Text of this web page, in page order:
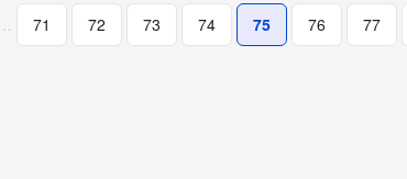
71 72 73 74 75 76 77